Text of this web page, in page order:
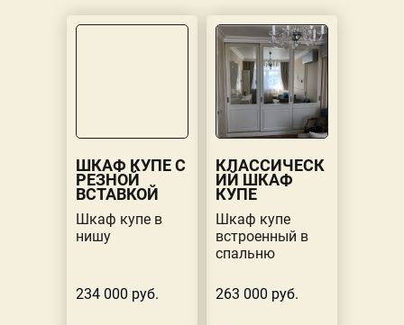
ШКАФ КУПЕ С
РЕЗНОЙ
ВСТАВКОЙ
Шкаф купе в
нишу
234 000 руб.
КЛАССИЧЕСК
ИЙ ШКАФ
КУПЕ
Шкаф купе
встроенный в
спальню
263 000 руб.